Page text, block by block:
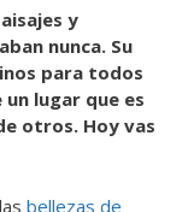
y
nunca. Su
para todos
lugar que es
otros. Hoy vas
bellezas de